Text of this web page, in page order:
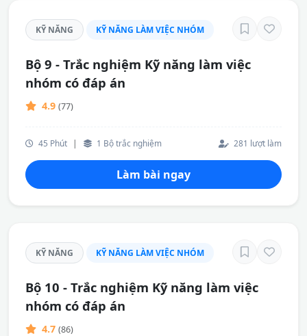
KỸ NĂNG KỸ NĂNG LÀM VIỆC NHÓM
Bộ 9 - Trắc nghiệm Kỹ năng làm việc
nhóm có đáp án
4.9 (77)
45 Phút | 1 Bộ trắc nghiệm 281 lượt làm
Làm bài ngay
KỸ NĂNG KỸ NĂNG LÀM VIỆC NHÓM
Bộ 10 - Trắc nghiệm Kỹ năng làm việc
nhóm có đáp án
4.7 (86)